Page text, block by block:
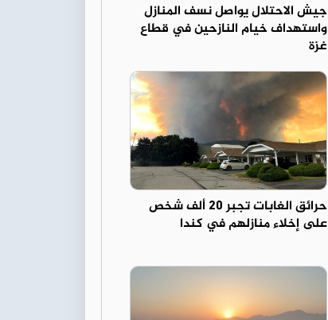
جيش الاحتلال يواصل نسف المنازل
واستهداف خيام النازحين في قطاع
غزة
حرائق الغابات تجبر 20 ألف شخص
على إخلاء منازلهم في كندا